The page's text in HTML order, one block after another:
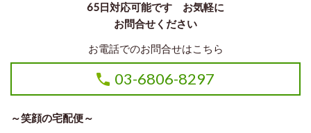
65日対応可能です お気軽に
お問合せください
お電話でのお問合せはこちら
03-6806-8297
～笑顔の宅配便～